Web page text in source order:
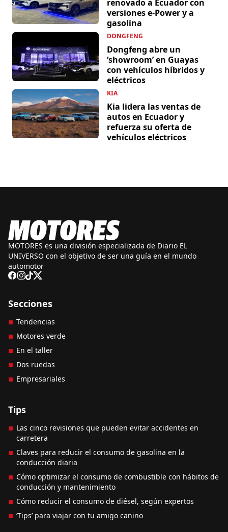
renovado a Ecuador con
versiones e-Power y a
gasolina
DONGFENG
Dongfeng abre un
‘showroom’ en Guayas
con vehículos híbridos y
eléctricos
KIA
Kia lidera las ventas de
autos en Ecuador y
refuerza su oferta de
vehículos eléctricos
MOTORES es una división especializada de Diario EL
UNIVERSO con el objetivo de ser una guía en el mundo
automotor
Secciones
Tendencias
Motores verde
En el taller
Dos ruedas
Empresariales
Tips
Las cinco revisiones que pueden evitar accidentes en
carretera
Claves para reducir el consumo de gasolina en la
conducción diaria
Cómo optimizar el consumo de combustible con hábitos de
conducción y mantenimiento
Cómo reducir el consumo de diésel, según expertos
‘Tips’ para viajar con tu amigo canino